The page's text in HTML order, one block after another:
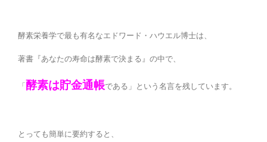
酵素栄養学で最も有名なエドワード・ハウエル博士は、
著書『あなたの寿命は酵素で決まる』の中で、
「酵素は貯金通帳である」という名言を残しています。
とっても簡単に要約すると、